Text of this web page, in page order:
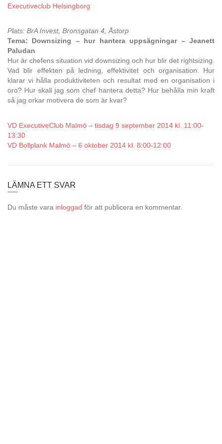
Executiveclub Helsingborg
Plats: BrA Invest, Bronsgatan 4, Åstorp
Tema: Downsizing – hur hantera uppsägningar – Jeanett
Paludan
Hur är chefens situation vid downsizing och hur blir det rightsizing.
Vad blir effekten på ledning, effektivitet och organisation. Hur
klarar vi hålla produktiviteten och resultat med en organisation i
oro? Hur skall jag som chef hantera detta? Hur behålla min kraft
så jag orkar motivera de som är kvar?
VD ExecutiveClub Malmö – tisdag 9 september 2014 kl. 11:00-
13:30
VD Bollplank Malmö – 6 oktober 2014 kl. 8:00-12:00
LÄMNA ETT SVAR
Du måste vara inloggad för att publicera en kommentar.